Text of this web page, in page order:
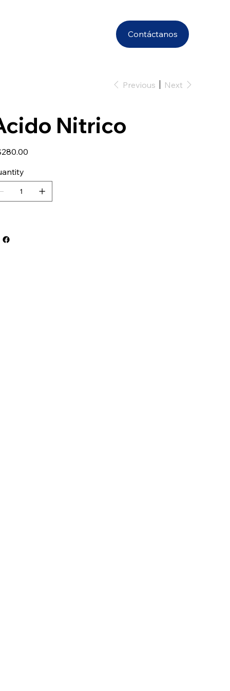
Contáctanos
Previous Next
Nitrico